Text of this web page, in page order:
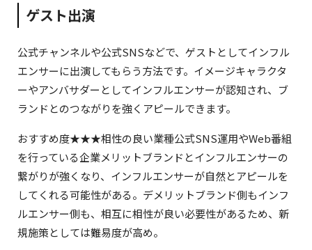
ゲスト出演
公式チャンネルや公式SNSなどで、ゲストとしてインフル
エンサーに出演してもらう方法です。イメージキャラクタ
ーやアンバサダーとしてインフルエンサーが認知され、ブ
ランドとのつながりを強くアピールできます。
おすすめ度★★★相性の良い業種公式SNS運用やWeb番組
を行っている企業メリットブランドとインフルエンサーの
繋がりが強くなり、インフルエンサーが自然とアピールを
してくれる可能性がある。デメリットブランド側もインフ
ルエンサー側も、相互に相性が良い必要性があるため、新
規施策としては難易度が高め。